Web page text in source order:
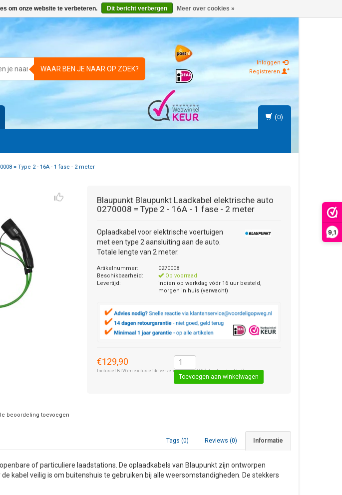
9,1
WAAR BEN JE NAAR OP ZOEK?
Inloggen
Registreren
(0)
= Type 2 - 16A - 1 fase - 2 meter
Blaupunkt Blaupunkt Laadkabel elektrische auto
0270008 = Type 2 - 16A - 1 fase - 2 meter
Oplaadkabel voor elektrische voertuigen
met een type 2 aansluiting aan de auto.
Totale lengte van 2 meter.
Artikelnummer:
0270008
Beschikbaarheid:
Op voorraad
Levertijd:
indien op werkdag vóór 16 uur besteld,
morgen in huis (verwacht)
€129,90
Inclusief BTW en exclusief de verzendkosten € 8,50 (standaard pakket).
beoordeling toevoegen
Informatie
Reviews (0)
Tags (0)
of particuliere laadstations. De oplaadkabels van Blaupunkt zijn ontworpen
kabel veilig is om buitenshuis te gebruiken bij alle weersomstandigheden. De stekkers
om onze website te verbeteren. Dit bericht verbergen Meer over cookies »